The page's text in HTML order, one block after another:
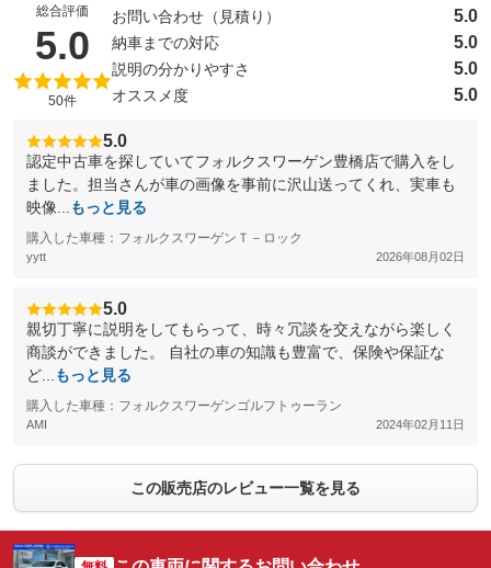
総合評価
5.0 （5点満点中）
50件
お問い合わせ（見積り） 5.0
納車までの対応 5.0
説明の分かりやすさ 5.0
オススメ度 5.0
5.0
認定中古車を探していてフォルクスワーゲン豊橋店で購入をし
ました。担当さんが車の画像を事前に沢山送ってくれ、実車も
映像...
もっと見る
購入した車種：フォルクスワーゲンＴ－ロック
yytt 2026年08月02日
5.0
親切丁寧に説明をしてもらって、時々冗談を交えながら楽しく
商談ができました。 自社の車の知識も豊富で、保険や保証な
ど...
もっと見る
購入した車種：フォルクスワーゲンゴルフトゥーラン
AMI 2024年02月11日
この販売店のレビュー一覧を見る